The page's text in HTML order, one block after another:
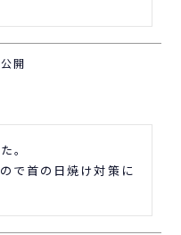
開
。
で首の日焼け対策に